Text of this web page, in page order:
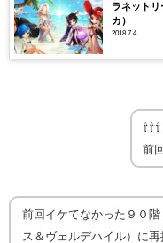
ラネット
カ）
2018.7.4
⇧⇧⇧
前
前回イケてなかった９０
ス＆ヴェルデハイル）に